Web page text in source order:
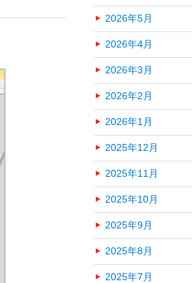
2026年5月
2026年4月
2026年3月
2026年2月
2026年1月
2025年12月
2025年11月
2025年10月
2025年9月
2025年8月
2025年7月